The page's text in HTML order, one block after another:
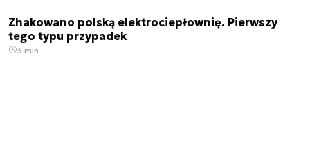
Zhakowano polską elektrociepłownię. Pierwszy
tego typu przypadek
3 min.